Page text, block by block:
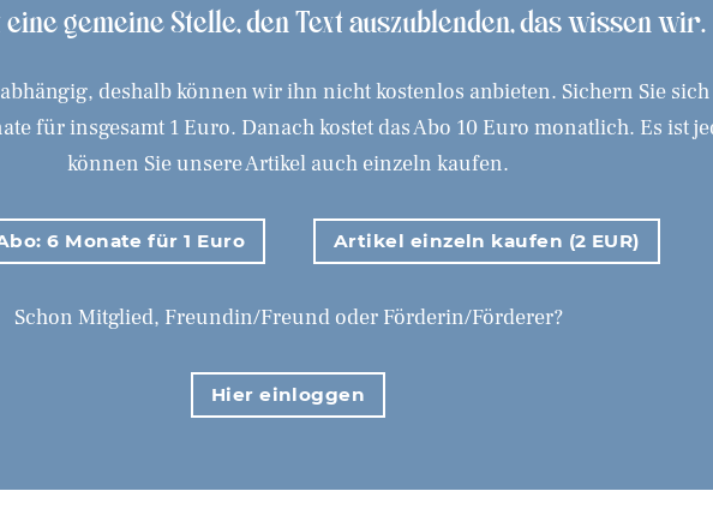
eine gemeine Stelle, den Text auszublenden, das wissen wir.
deshalb können wir ihn nicht kostenlos anbieten. Sichern Sie
für insgesamt 1 Euro. Danach kostet das Abo 10 Euro monatlich. Es ist
können Sie unsere Artikel auch einzeln kaufen.
6 Monate für 1 Euro Artikel einzeln kaufen (2 EUR)
Schon Mitglied, Freundin/Freund oder Förderin/Förderer?
Hier einloggen